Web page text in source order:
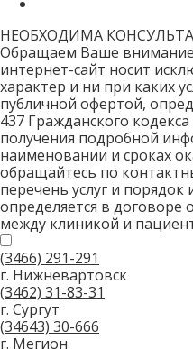
НЕОБХОДИМА
Обращаем Ваше
интернет-сайт носит
характер и ни при каких
публичной офертой,
437 Гражданского
получения подробной
наименовании и сроках
обращайтесь по
перечень услуг и порядок
определяется в договоре
между клиникой и
(3466) 291-291
г. Нижневартовск
(3462) 31-83-31
г. Сургут
(34643) 30-666
г. Мегион